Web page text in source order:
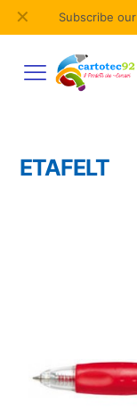
Subscribe
✕
ETAFELT